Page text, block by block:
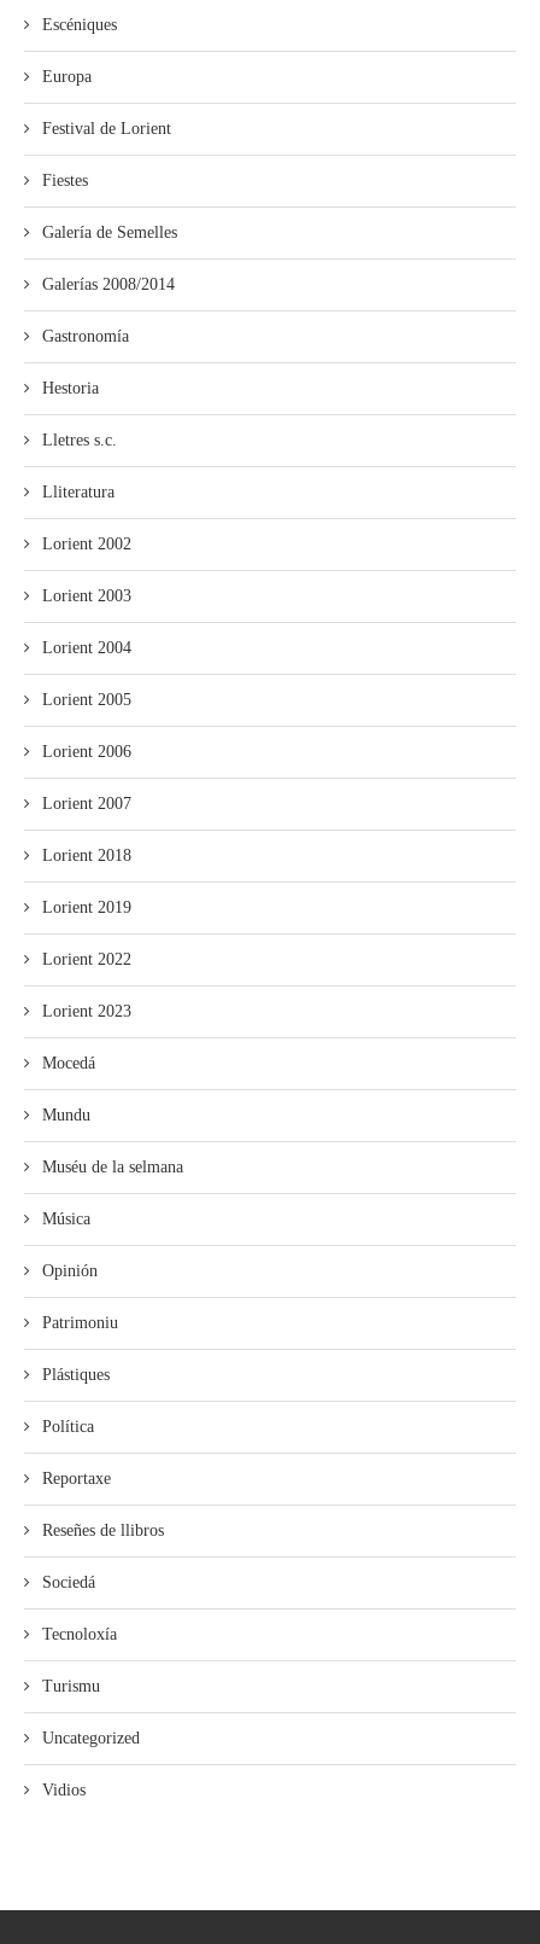
Escéniques
Europa
Festival de Lorient
Fiestes
Galería de Semelles
Galerías 2008/2014
Gastronomía
Hestoria
Lletres s.c.
Lliteratura
Lorient 2002
Lorient 2003
Lorient 2004
Lorient 2005
Lorient 2006
Lorient 2007
Lorient 2018
Lorient 2019
Lorient 2022
Lorient 2023
Mocedá
Mundu
Muséu de la selmana
Música
Opinión
Patrimoniu
Plástiques
Política
Reportaxe
Reseñes de llibros
Sociedá
Tecnoloxía
Turismu
Uncategorized
Vidios